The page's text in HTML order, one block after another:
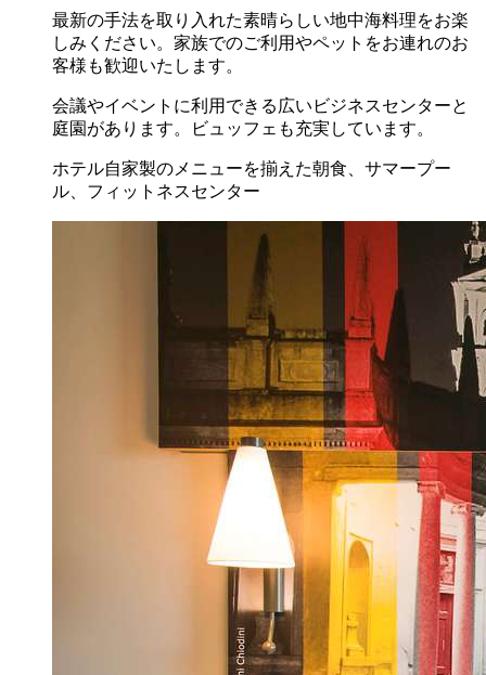
最新の手法を取り入れた素晴らしい地中海料理をお楽
しみください。家族でのご利用やペットをお連れのお
客様も歓迎いたします。
会議やイベントに利用できる広いビジネスセンターと
庭園があります。ビュッフェも充実しています。
ホテル自家製のメニューを揃えた朝食、サマープー
ル、フィットネスセンター